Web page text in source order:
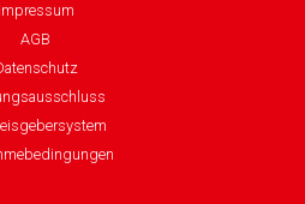
Impressum
AGB